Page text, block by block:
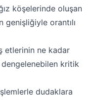
köşelerinde oluşan
genişliğiyle orantılı
etlerinin ne kadar
kritik
dudaklara